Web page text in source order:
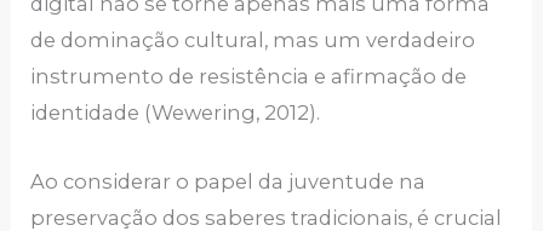
de dominação cultural, mas um verdadeiro
instrumento de resistência e afirmação de
identidade (Wewering, 2012).
Ao considerar o papel da juventude na
preservação dos saberes tradicionais, é crucial